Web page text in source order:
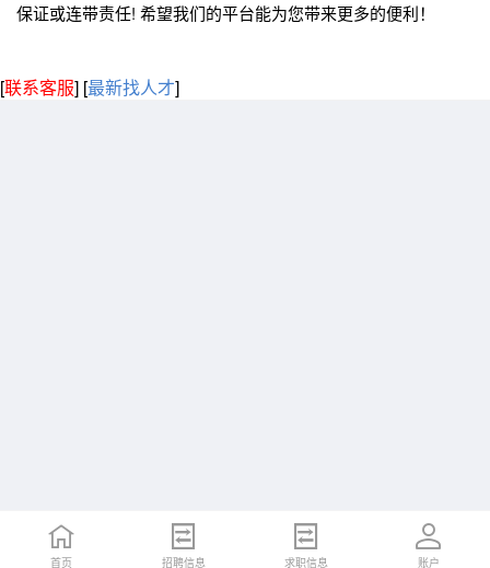
保证或连带责任! 希望我们的平台能为您带来更多的便利！
[联系客服] [最新找人才]
首页 招聘信息 求职信息 账户